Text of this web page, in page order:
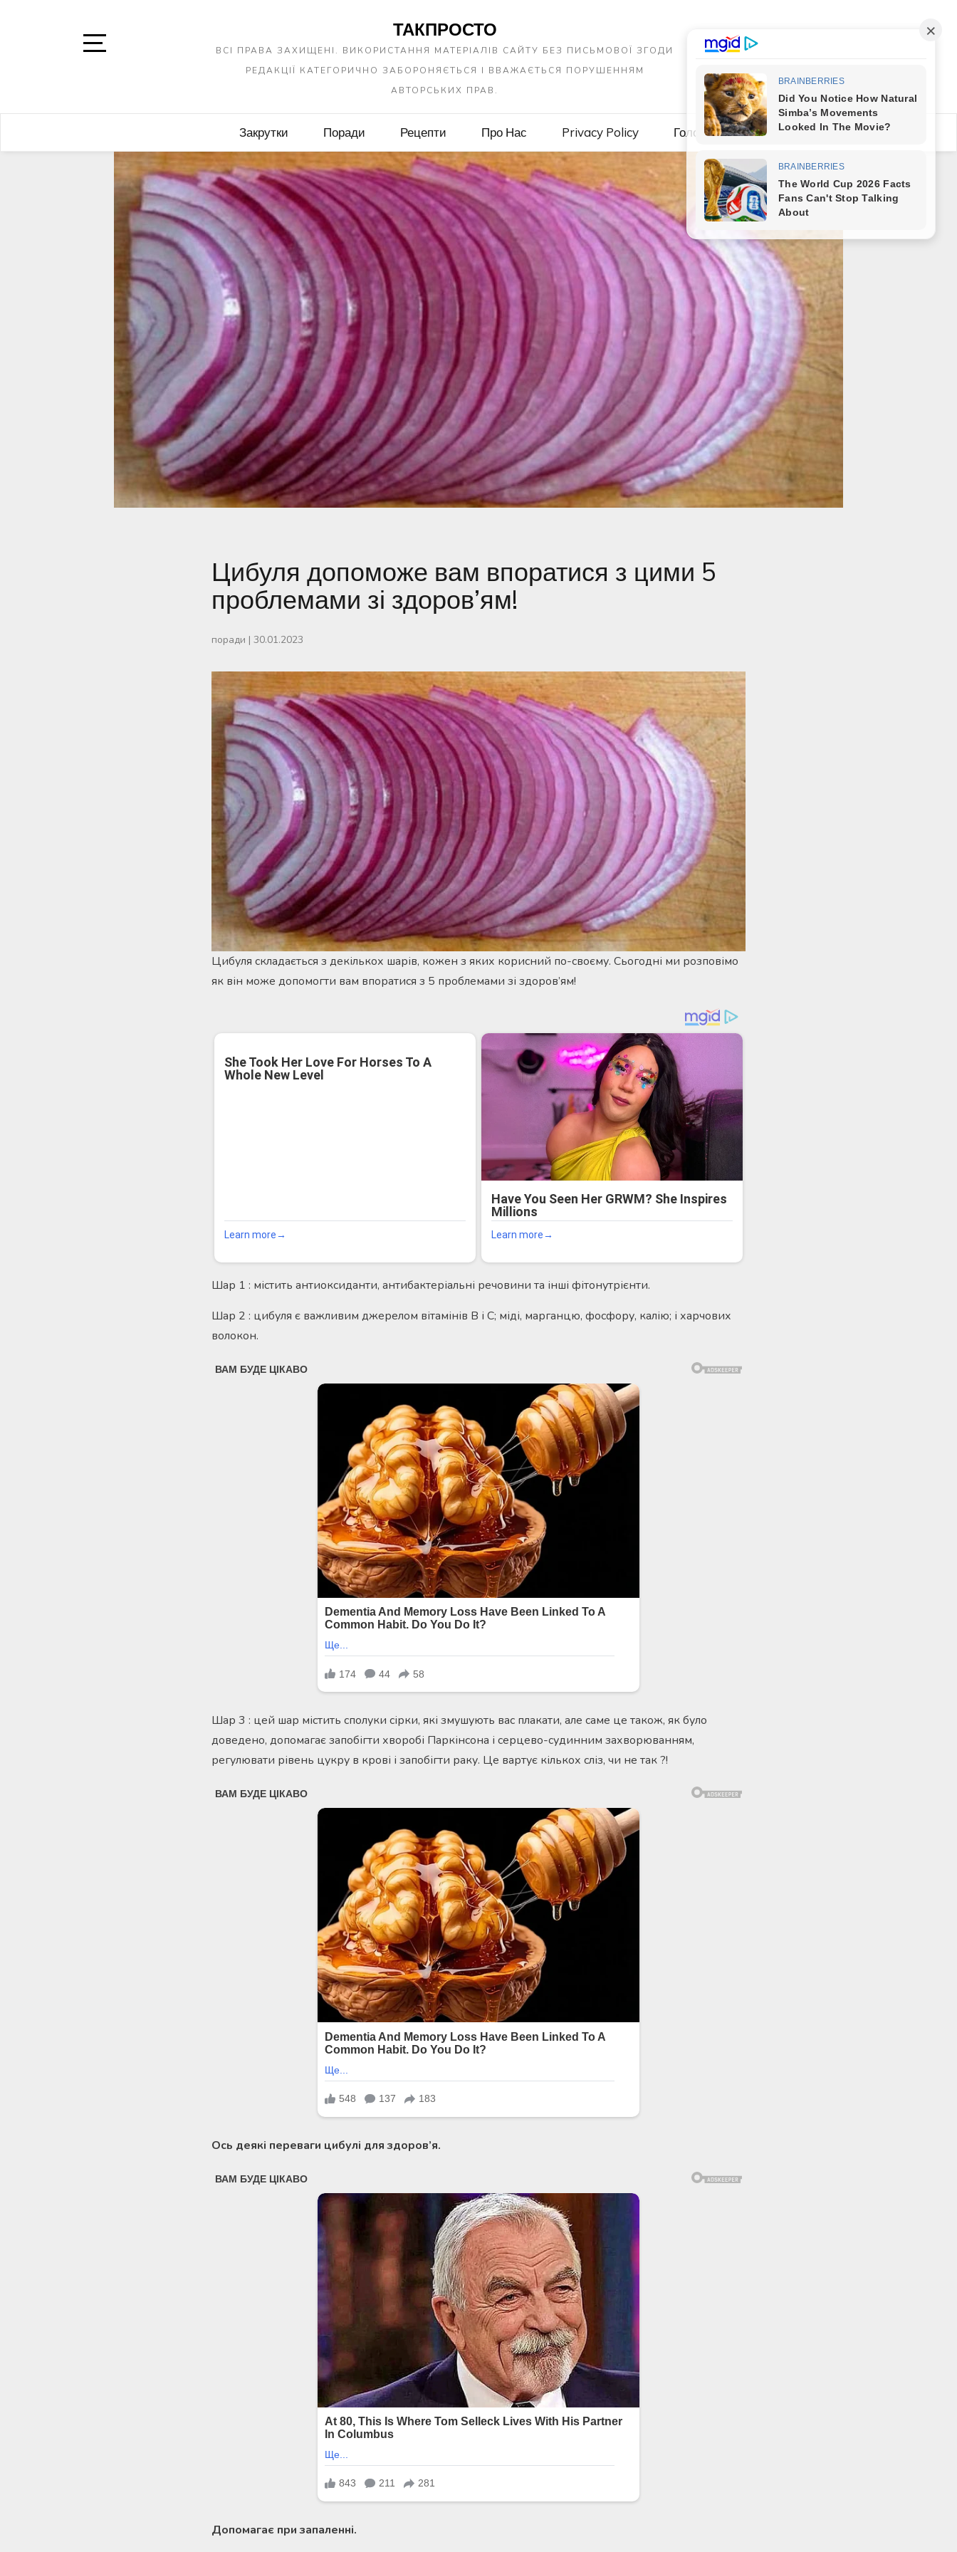
ТАКПРОСТО
ВСІ ПРАВА ЗАХИЩЕНІ. ВИКОРИСТАННЯ МАТЕРІАЛІВ САЙТУ БЕЗ ПИСЬМОВОЇ ЗГОДИ
РЕДАКЦІЇ КАТЕГОРИЧНО ЗАБОРОНЯЄТЬСЯ І ВВАЖАЄТЬСЯ ПОРУШЕННЯМ
АВТОРСЬКИХ ПРАВ.
Закрутки Поради Рецепти Про Нас Privacy Policy Головна
Цибуля допоможе вам впоратися з цими 5
проблемами зі здоров’ям!
поради | 30.01.2023
Цибуля складається з декількох шарів, кожен з яких корисний по-своєму. Сьогодні ми розповімо
як він може допомогти вам впоратися з 5 проблемами зі здоров’ям!
Шар 1 : містить антиоксиданти, антибактеріальні речовини та інші фітонутрієнти.
Шар 2 : цибуля є важливим джерелом вітамінів В і С; міді, марганцю, фосфору, калію; і харчових
волокон.
Шар 3 : цей шар містить сполуки сірки, які змушують вас плакати, але саме це також, як було
доведено, допомагає запобігти хворобі Паркінсона і серцево-судинним захворюванням,
регулювати рівень цукру в крові і запобігти раку. Це вартує кількох сліз, чи не так ?!
Ось деякі переваги цибулі для здоров’я.
Допомагає при запаленні.